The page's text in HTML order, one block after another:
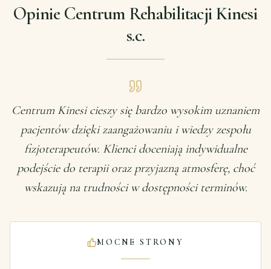
Opinie Centrum Rehabilitacji Kinesi
s.c.
Centrum Kinesi cieszy się bardzo wysokim uznaniem
pacjentów dzięki zaangażowaniu i wiedzy zespołu
fizjoterapeutów. Klienci doceniają indywidualne
podejście do terapii oraz przyjazną atmosferę, choć
wskazują na trudności w dostępności terminów.
MOCNE STRONY